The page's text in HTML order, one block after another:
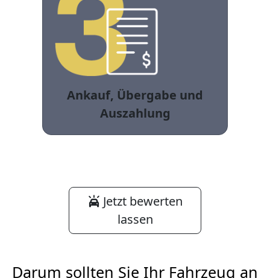
Ankauf, Übergabe und
Auszahlung
Jetzt bewerten
lassen
Darum sollten Sie Ihr Fahrzeug an